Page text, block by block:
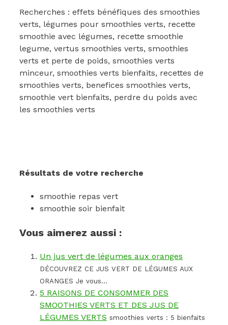
Recherches : effets bénéfiques des smoothies
verts, légumes pour smoothies verts, recette
smoothie avec légumes, recette smoothie
legume, vertus smoothies verts, smoothies
verts et perte de poids, smoothies verts
minceur, smoothies verts bienfaits, recettes de
smoothies verts, benefices smoothies verts,
smoothie vert bienfaits, perdre du poids avec
les smoothies verts
Résultats de votre recherche
smoothie repas vert
smoothie soir bienfait
Vous aimerez aussi :
Un jus vert de légumes aux oranges
DÉCOUVREZ CE JUS VERT DE LÉGUMES AUX
ORANGES Je vous...
5 RAISONS DE CONSOMMER DES
SMOOTHIES VERTS ET DES JUS DE
LÉGUMES VERTS smoothies verts : 5 bienfaits